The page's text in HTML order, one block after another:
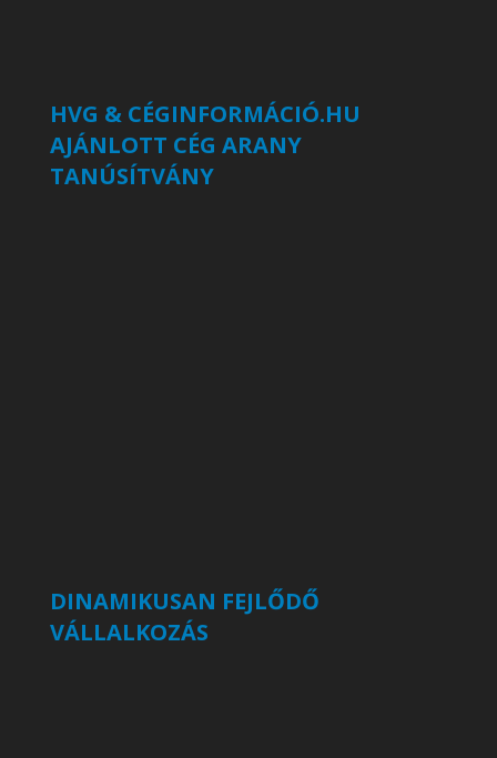
HVG & CÉGINFORMÁCIÓ.HU
AJÁNLOTT CÉG ARANY
TANÚSÍTVÁNY
DINAMIKUSAN FEJLŐDŐ
VÁLLALKOZÁS